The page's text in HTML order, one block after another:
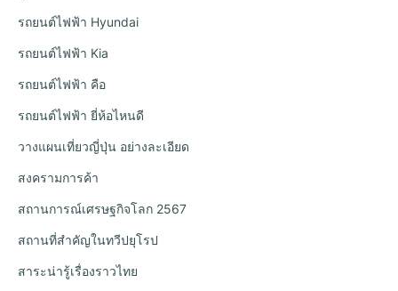
รถยนต์ไฟฟ้า Hyundai
รถยนต์ไฟฟ้า Kia
รถยนต์ไฟฟ้า คือ
รถยนต์ไฟฟ้า ยี่ห้อไหนดี
วางแผนเที่ยวญี่ปุ่น อย่างละเอียด
สงครามการค้า
สถานการณ์เศรษฐกิจโลก 2567
สถานที่สำคัญในทวีปยุโรป
สาระน่ารู้เรื่องราวไทย